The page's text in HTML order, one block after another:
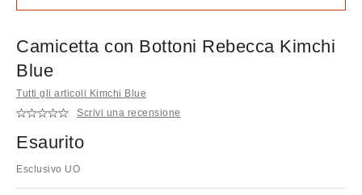
Camicetta con Bottoni Rebecca Kimchi
Blue
Tutti gli articoli Kimchi Blue
Scrivi una recensione
Esaurito
Esclusivo UO